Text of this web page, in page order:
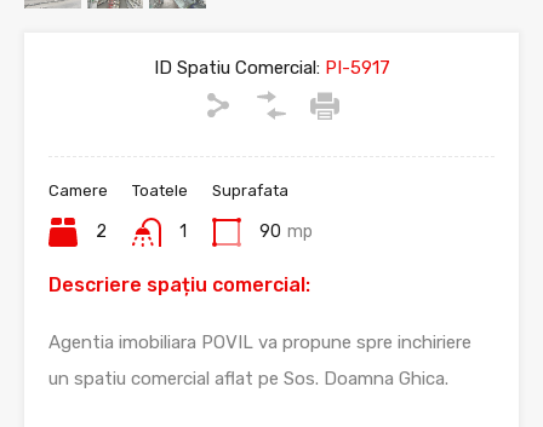
ID Spatiu Comercial:PI-5917
Camere
2
Toatele
1
Suprafata
90 mp
Descriere spațiu comercial:
Agentia imobiliara POVIL va propune spre inchiriere
un spatiu comercial aflat pe Sos. Doamna Ghica.